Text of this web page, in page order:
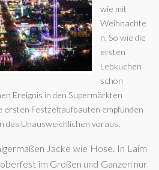
wie mit
Weihnachte
n. So wie die
ersten
Lebkuchen
schon
Ereignis in den Supermärkten
ersten Festzeltaufbauten empfunden
des Unausweichlichen voraus.
Jacke wie Hose. In Laim
im Großen und Ganzen nur